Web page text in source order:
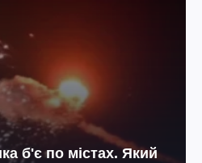
б'є по містах. Який